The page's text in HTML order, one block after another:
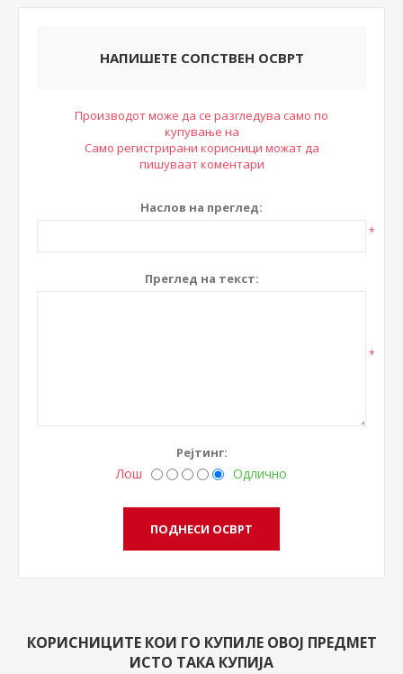
НАПИШЕТЕ СОПСТВЕН ОСВРТ
Производот може да се разгледува само по
купување на
Само регистрирани корисници можат да
пишуваат коментари
Наслов на преглед:
*
Преглед на текст:
*
Рејтинг:
Лош Одлично
КОРИСНИЦИТЕ КОИ ГО КУПИЛЕ ОВОЈ ПРЕДМЕТ
ИСТО ТАКА КУПИЈА